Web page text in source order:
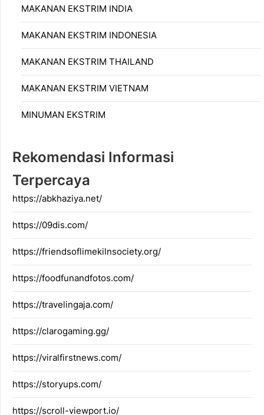
MAKANAN EKSTRIM INDIA
MAKANAN EKSTRIM INDONESIA
MAKANAN EKSTRIM THAILAND
MAKANAN EKSTRIM VIETNAM
MINUMAN EKSTRIM
Rekomendasi Informasi
Terpercaya
https://abkhaziya.net/
https://09dis.com/
https://friendsoflimekilnsociety.org/
https://foodfunandfotos.com/
https://travelingaja.com/
https://clarogaming.gg/
https://viralfirstnews.com/
https://storyups.com/
https://scroll-viewport.io/